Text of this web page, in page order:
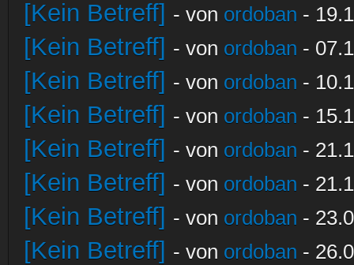
[Kein Betreff] - von ordoban -
[Kein Betreff] - von ordoban -
[Kein Betreff] - von ordoban -
[Kein Betreff] - von ordoban -
[Kein Betreff] - von ordoban -
[Kein Betreff] - von ordoban -
[Kein Betreff] - von ordoban -
[Kein Betreff] - von ordoban -